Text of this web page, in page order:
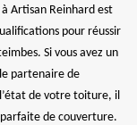
Artisan Reinhard est
pour réussir
Si vous avez un
partenaire de
de votre toiture, il
de couverture.